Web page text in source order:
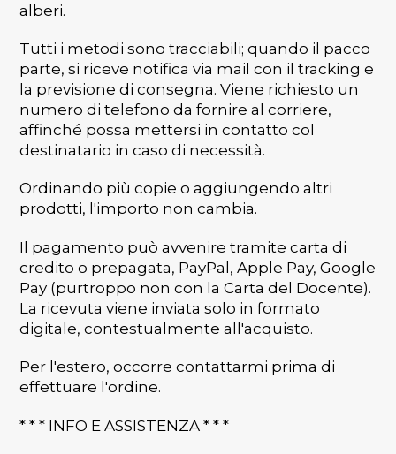
alberi.
Tutti i metodi sono tracciabili; quando il pacco
parte, si riceve notifica via mail con il tracking e
la previsione di consegna. Viene richiesto un
numero di telefono da fornire al corriere,
affinché possa mettersi in contatto col
destinatario in caso di necessità.
Ordinando più copie o aggiungendo altri
prodotti, l'importo non cambia.
Il pagamento può avvenire tramite carta di
credito o prepagata, PayPal, Apple Pay, Google
Pay (purtroppo non con la Carta del Docente).
La ricevuta viene inviata solo in formato
digitale, contestualmente all'acquisto.
Per l'estero, occorre contattarmi prima di
effettuare l'ordine.
* * * INFO E ASSISTENZA * * *